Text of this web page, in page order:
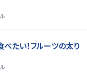
たい！フルーツの太り